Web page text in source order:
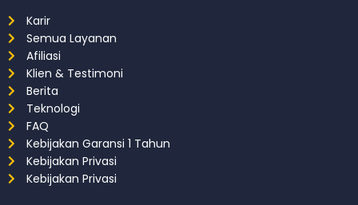
Karir
Semua Layanan
Afiliasi
Klien & Testimoni
Berita
Teknologi
FAQ
Kebijakan Garansi 1 Tahun
Kebijakan Privasi
Kebijakan Privasi